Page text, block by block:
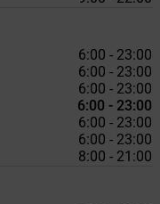
6:00 - 23:00
6:00 - 23:00
6:00 - 23:00
6:00 - 23:00
6:00 - 23:00
6:00 - 23:00
8:00 - 21:00